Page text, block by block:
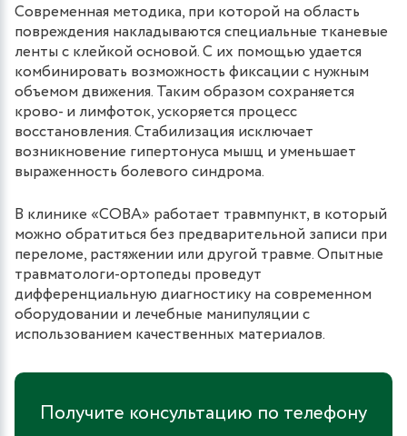
Современная методика, при которой на область
повреждения накладываются специальные тканевые
ленты с клейкой основой. С их помощью удается
комбинировать возможность фиксации с нужным
объемом движения. Таким образом сохраняется
крово- и лимфоток, ускоряется процесс
восстановления. Стабилизация исключает
возникновение гипертонуса мышц и уменьшает
выраженность болевого синдрома.
В клинике «СОВА» работает травмпункт, в который
можно обратиться без предварительной записи при
переломе, растяжении или другой травме. Опытные
травматологи-ортопеды проведут
дифференциальную диагностику на современном
оборудовании и лечебные манипуляции с
использованием качественных материалов.
Получите консультацию по телефону